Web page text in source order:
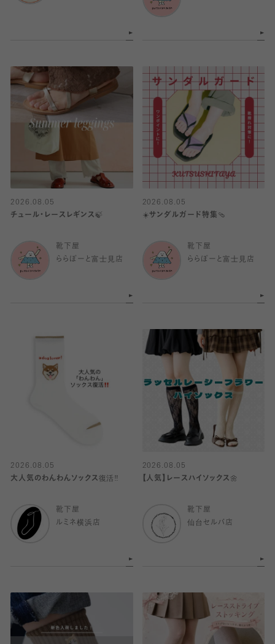
2026.08.05
チュール・レースレギンス🍃
靴下屋
ららぽーと富士見店
2026.08.05
☀️サンダルガード特集🩴
靴下屋
ららぽーと富士見店
2026.08.05
大人気のわんわんソックス復活‼️
靴下屋
ルミネ横浜店
2026.08.05
【人気】レースハイソックス🌼
靴下屋
仙台セルバ店